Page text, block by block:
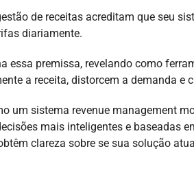
de receitas acreditam que seu
diariamente.
essa premissa, revelando como
a receita, distorcem a demanda e
um sistema revenue management
mais inteligentes e baseadas
clareza sobre se sua solução